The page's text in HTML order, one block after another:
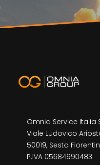
Omnia Service Italia
Viale Ludovico
50019, Sesto
P.IVA 05684990483